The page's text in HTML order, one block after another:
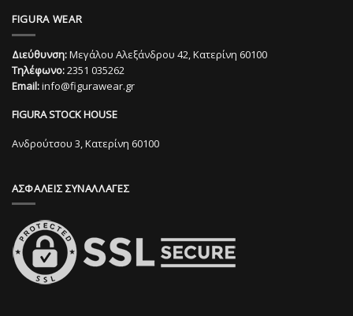
Οι
επιλογές
μπορούν
επιλεγούν
σελίδα
παραλλαγές.
FIGURA WEAR
Διεύθυνση:Μεγάλου Αλεξάνδρου 42, Κατερίνη 60100
Τηλέφωνο:2351 035262
Email:info@figurawear.gr
FIGURA STOCK HOUSE
Ανδρούτσου 3, Κατερίνη 60100
ΑΣΦΑΛΕΙΣ ΣΥΝΑΛΛΑΓΕΣ